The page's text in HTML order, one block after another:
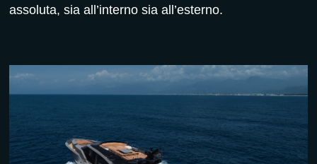
assoluta, sia all’interno sia all’esterno.